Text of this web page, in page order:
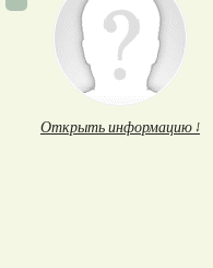
Открыть информацию ↓